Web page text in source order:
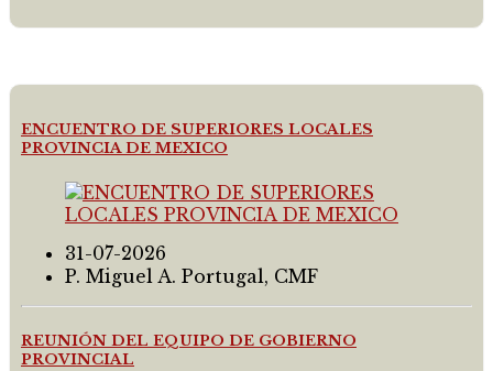
ENCUENTRO DE SUPERIORES LOCALES
PROVINCIA DE MEXICO
31-07-2026
P. Miguel A. Portugal, CMF
REUNIÓN DEL EQUIPO DE GOBIERNO
PROVINCIAL